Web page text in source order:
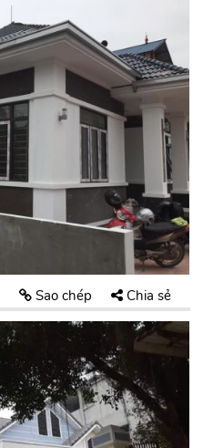
Sao chép Chia sẻ